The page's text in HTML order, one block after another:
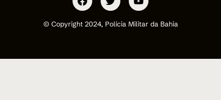
© Copyright 2024, Polícia Militar da Bahia